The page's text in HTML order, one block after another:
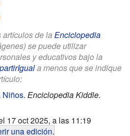
artículos de la Enciclopedia
se puede utilizar
y educativos bajo la
a menos que se indique
Niños. Enciclopedia Kiddle.
17 oct 2025, a las 11:19
una edición.